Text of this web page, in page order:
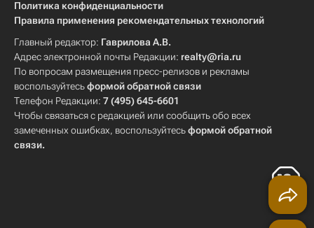
Политика конфиденциальности
Правила применения рекомендательных технологий
Главный редактор: Гаврилова А.В.
Адрес электронной почты Редакции: realty@ria.ru
По вопросам размещения пресс-релизов и рекламы
воспользуйтесьформой обратной связи
Телефон Редакции: 7 (495) 645-6601
Чтобы связаться с редакцией или сообщить обо всех
замеченных ошибках, воспользуйтесьформой обратной
связи.